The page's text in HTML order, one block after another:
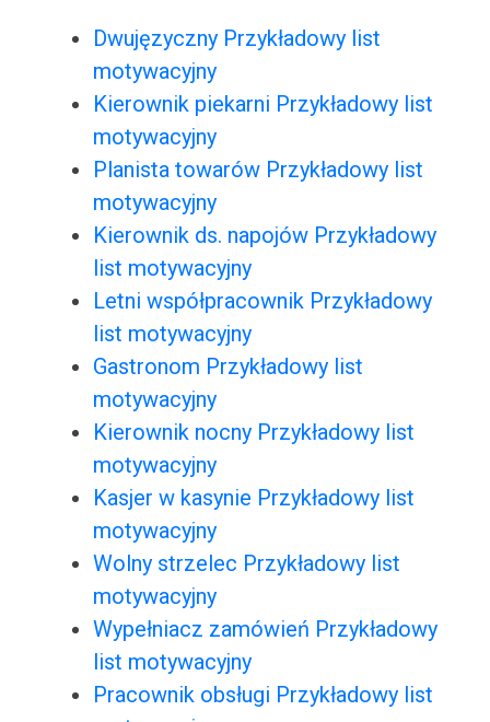
Dwujęzyczny Przykładowy list
motywacyjny
Kierownik piekarni Przykładowy list
motywacyjny
Planista towarów Przykładowy list
motywacyjny
Kierownik ds. napojów Przykładowy
list motywacyjny
Letni współpracownik Przykładowy
list motywacyjny
Gastronom Przykładowy list
motywacyjny
Kierownik nocny Przykładowy list
motywacyjny
Kasjer w kasynie Przykładowy list
motywacyjny
Wolny strzelec Przykładowy list
motywacyjny
Wypełniacz zamówień Przykładowy
list motywacyjny
Pracownik obsługi Przykładowy list